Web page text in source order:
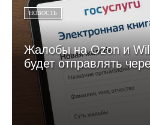
НОВОСТЬ
Жалобы на Ozon и
будет отправлять